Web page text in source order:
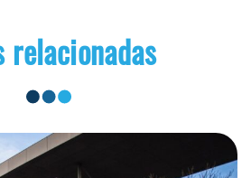
relacionadas